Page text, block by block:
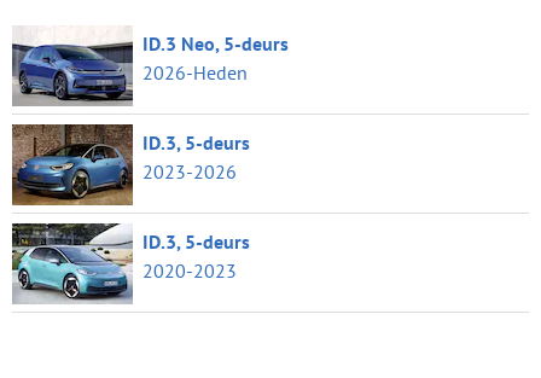
ID.3 Neo, 5-deurs
2026-Heden
ID.3, 5-deurs
2023-2026
ID.3, 5-deurs
2020-2023